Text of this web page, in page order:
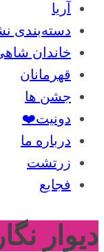
آریا
دسته‌بندی
خاندان
قهرمانان
جشن ها
دونیت❤️
درباره ما
زرتشت
فجایع
دیوار